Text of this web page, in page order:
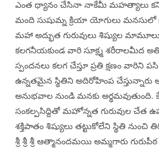
ఎంత ధ్యానం చేసినా నాకేమీ మహత్యాలు
మంది సుషుమ్న క్రియా యోగులు మనసులో
మహా అద్భుత గురువులు శిష్యుల
కలగనీయకుండ వారి సూక్ష్మ శరీరాలమీద
స్పందనలు కలగ చేస్తూ ప్రతి క్షణం వారిని
ఉన్నతమైన స్థితిని అదిరోహింప చేస్తున్నారు
అనుభవాల నుండి మనకు అర్థమవుతుంది.
సంకల్పసిద్దితో మహోన్నత గురువుల చేత
శక్తిపాతం శిష్యులు తట్టుకోలేని స్థితి నుంచి
శ్రీ శ్రీ శ్రీ ఆత్మానందమయి అమ్మగారు